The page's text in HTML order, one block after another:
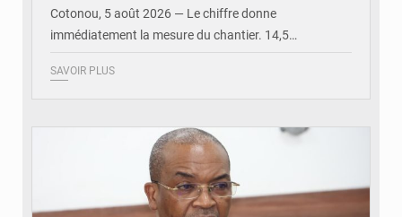
Cotonou, 5 août 2026 — Le chiffre donne
immédiatement la mesure du chantier. 14,5…
SAVOIR PLUS